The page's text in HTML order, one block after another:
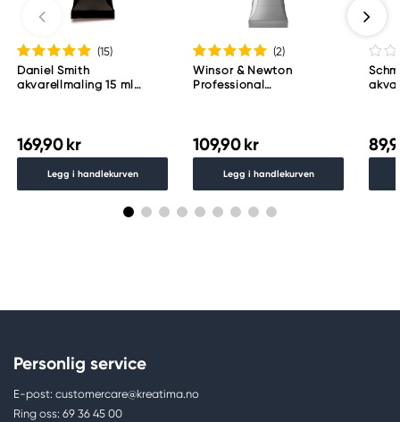
(15)
Daniel Smith
akvarellmaling 15 ml
169,90 kr
Legg i handlekurven
(2)
Winsor & Newton
Professional
109,90 kr
Legg i handlekurven
Personlig service
E-post: customercare@kreatima.no
Ring oss: 69 36 45 00